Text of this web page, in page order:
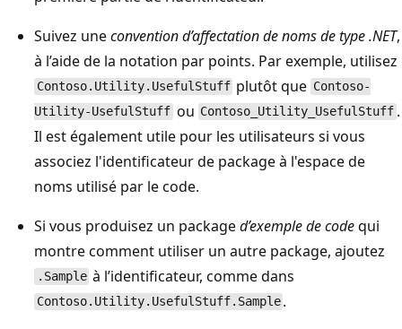
Suivez uneconvention d’affectation de noms de type .NET,
à l’aide de la notation par points. Par exemple, utilisez
Contoso.Utility.UsefulStuff plutôt que Contoso-
Utility-UsefulStuff ou Contoso_Utility_UsefulStuff .
Il est également utile pour les utilisateurs si vous
associez l'identificateur de package à l'espace de
noms utilisé par le code.
Si vous produisez un packaged’exemple de codequi
montre comment utiliser un autre package, ajoutez
.Sample à l’identificateur, comme dans
Contoso.Utility.UsefulStuff.Sample .